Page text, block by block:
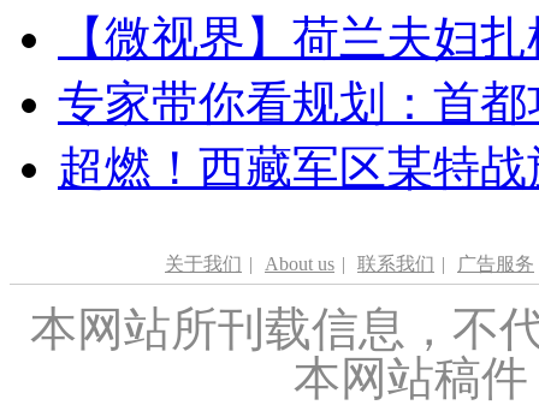
【微视界】荷兰夫妇
专家带你看规划：首
超燃！西藏军区某特
关于我们 | About us | 联系我们 | 广告服务
本网站所刊载信息，不
本网站稿